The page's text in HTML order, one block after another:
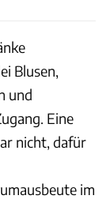
Blusen,
und
Eine
nicht, dafür
im